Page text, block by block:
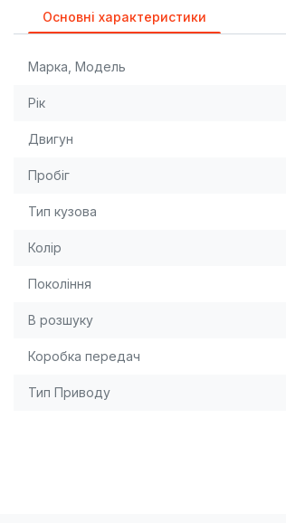
Основні характеристики
Марка, Модель
Рік
Двигун
Пробіг
Тип кузова
Колір
Покоління
В розшуку
Коробка передач
Тип Приводу